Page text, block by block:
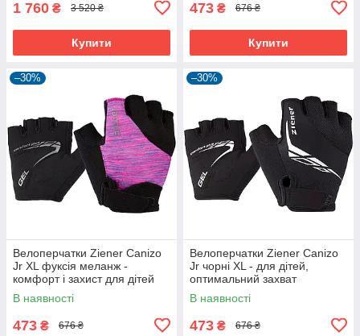
1 760 ₴ 3 520 ₴
Купити
473 ₴ 676 ₴
Купити
–30%
Велоперчатки Ziener Canizo
Jr XL фуксія меланж -
комфорт і захист для дітей
В наявності
473 ₴ 676 ₴
–30%
Велоперчатки Ziener Canizo
Jr чорні XL - для дітей,
оптимальний захват
В наявності
473 ₴ 676 ₴